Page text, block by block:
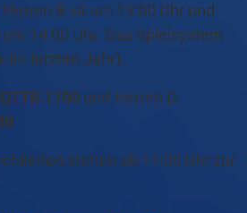
B ist um 13:00 Uhr und
14:00 Uhr. Das Spielsystem
im letzten Jahr).
QTTR 1700 und Herren D
stehen ab 11:00 Uhr zur